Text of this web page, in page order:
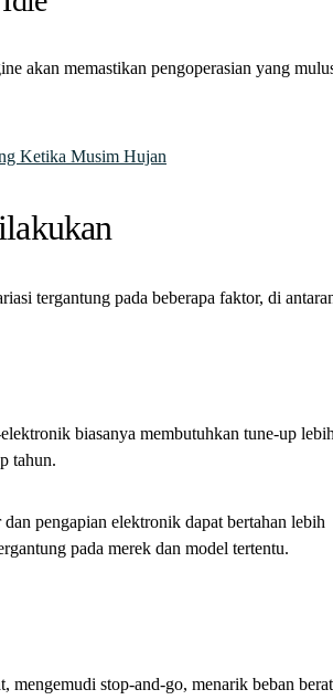
akan memastikan pengoperasian yang
Ketika Musim Hujan
tergantung pada beberapa faktor, di
biasanya membutuhkan tune-up lebih
tahun.
pengapian elektronik dapat bertahan lebih
pada merek dan model tertentu.
mengemudi stop-and-go, menarik beban